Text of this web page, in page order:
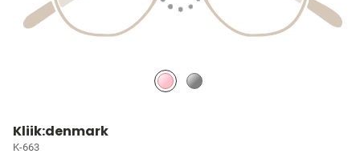
Kliik:denmark
K-663